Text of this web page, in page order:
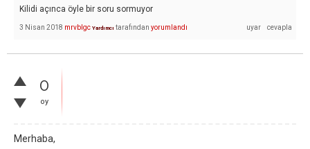
Kilidi açınca öyle bir soru sormuyor
3 Nisan 2018 mrvblgc Yardımcı tarafından yorumlandı
0
oy
Merhaba,